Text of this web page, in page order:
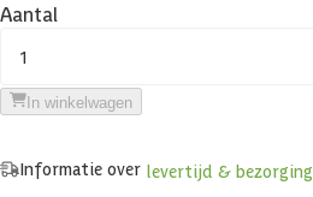
Aantal
1
In winkelwagen
Informatie over levertijd & bezorging